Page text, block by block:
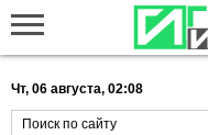
Чт, 06 августа, 02:08